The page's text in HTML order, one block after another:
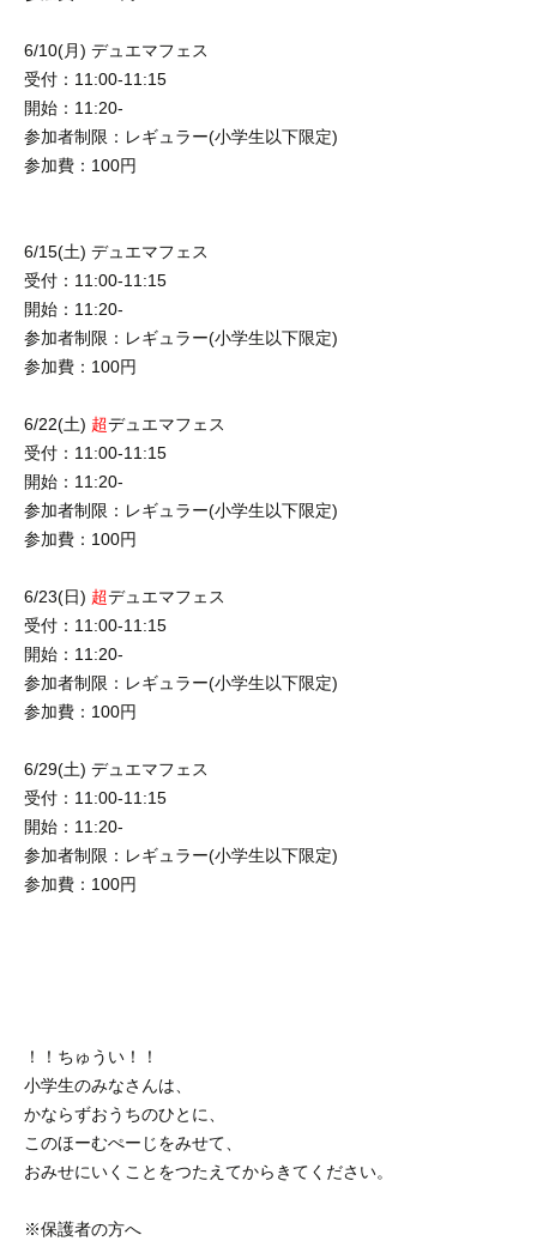
6/10(月) デュエマフェス
受付：11:00-11:15
開始：11:20-
参加者制限：レギュラー(小学生以下限定)
参加費：100円
6/15(土) デュエマフェス
受付：11:00-11:15
開始：11:20-
参加者制限：レギュラー(小学生以下限定)
参加費：100円
6/22(土) 超デュエマフェス
受付：11:00-11:15
開始：11:20-
参加者制限：レギュラー(小学生以下限定)
参加費：100円
6/23(日) 超デュエマフェス
受付：11:00-11:15
開始：11:20-
参加者制限：レギュラー(小学生以下限定)
参加費：100円
6/29(土) デュエマフェス
受付：11:00-11:15
開始：11:20-
参加者制限：レギュラー(小学生以下限定)
参加費：100円
！！ちゅうい！！
小学生のみなさんは、
かならずおうちのひとに、
このほーむぺーじをみせて、
おみせにいくことをつたえてからきてください。
※保護者の方へ